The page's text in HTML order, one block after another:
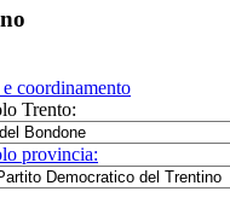
coordinamento
Trento:
provincia: